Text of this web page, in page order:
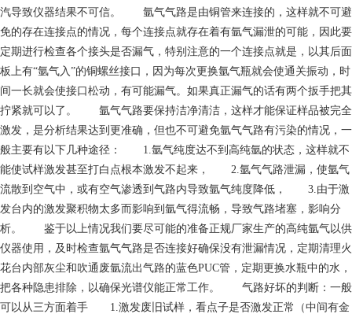
汽导致仪器结果不可信。 氩气气路是由铜管来连接的，这样就不可避
免的存在连接点的情况，每个连接点就存在着有氩气漏泄的可能，因此要
定期进行检查各个接头是否漏气，特别注意的一个连接点就是，以其后面
板上有“氩气入”的铜螺丝接口，因为每次更换氩气瓶就会使通关振动，时
间一长就会使接口松动，有可能漏气。如果真正漏气的话有两个扳手把其
拧紧就可以了。 氩气气路要保持洁净清洁，这样才能保证样品被完全
激发，是分析结果达到更准确，但也不可避免氩气气路有污染的情况，一
般主要有以下几种途径： 1.氩气纯度达不到高纯氩的状态，这样就不
能使试样激发甚至打白点根本激发不起来， 2.氩气气路泄漏，使氩气
流散到空气中，或有空气渗透到气路内导致氩气纯度降低， 3.由于激
发台内的激发聚积物太多而影响到氩气得流畅，导致气路堵塞，影响分
析。 鉴于以上情况我们要尽可能的准备正规厂家生产的高纯氩气以供
仪器使用，及时检查氩气气路是否连接好确保没有泄漏情况，定期清理火
花台内部灰尘和吹通废氩流出气路的蓝色PUC管，定期更换水瓶中的水，
把各种隐患排除，以确保光谱仪能正常工作。 气路好坏的判断：一般
可以从三方面着手 1.激发废旧试样，看点子是否激发正常（中间有金